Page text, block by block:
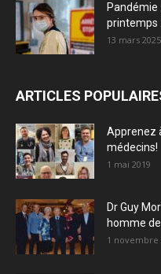
Pandémie
printemps
13 mars 2025
ARTICLES
Apprenez
médecins!
1 mai 2019
Dr Guy
homme
1 novembre